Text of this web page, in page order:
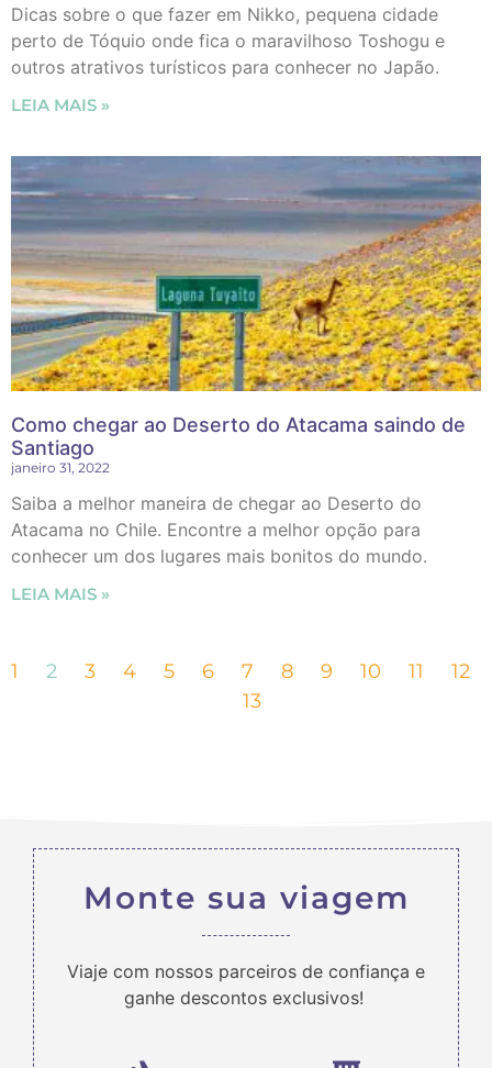
Dicas sobre o que fazer em Nikko, pequena cidade
perto de Tóquio onde fica o maravilhoso Toshogu e
outros atrativos turísticos para conhecer no Japão.
LEIA MAIS »
Como chegar ao Deserto do Atacama saindo de
Santiago
janeiro 31, 2022
Saiba a melhor maneira de chegar ao Deserto do
Atacama no Chile. Encontre a melhor opção para
conhecer um dos lugares mais bonitos do mundo.
LEIA MAIS »
1 2 3 4 5 6 7 8 9 10 11
12
13
Monte sua viagem
Viaje com nossos parceiros de confiança e
ganhe descontos exclusivos!